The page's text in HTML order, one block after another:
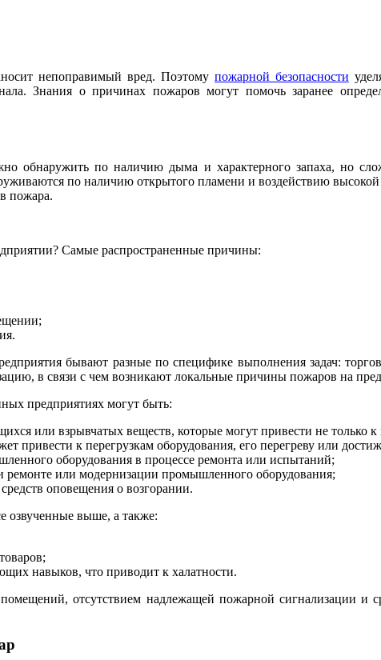
непоправимый вред. Поэтому пожарной безопасности
Знания о причинах пожаров могут помочь заранее
по наличию дыма и характерного запаха, но
по наличию открытого пламени и воздействию
пожара.
Самые распространенные причины:
бывают разные по специфике выполнения задач:
в связи с чем возникают локальные причины пожаров на
предприятиях могут быть:
или взрывчатых веществ, которые могут привести не
привести к перегрузкам оборудования, его перегреву или
оборудования в процессе ремонта или испытаний;
или модернизации промышленного оборудования;
оповещения о возгорании.
озвученные выше, а также:
навыков, что приводит к халатности.
отсутствием надлежащей пожарной сигнализации и